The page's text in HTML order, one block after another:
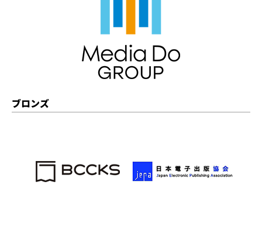
ブロンズ